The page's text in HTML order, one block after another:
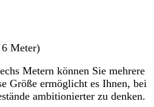
Meter)
Metern können Sie mehrere
Größe ermöglicht es Ihnen, bei
ambitionierter zu denken.